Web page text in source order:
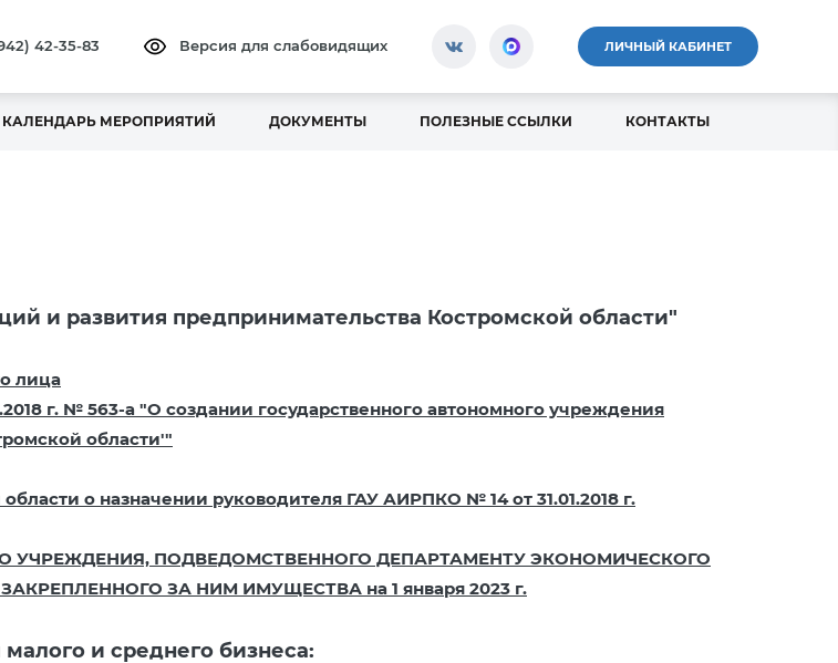
42-35-83 Версия для слабовидящих ЛИЧНЫЙ КАБИНЕТ
КАЛЕНДАРЬ МЕРОПРИЯТИЙ ДОКУМЕНТЫ ПОЛЕЗНЫЕ ССЫЛКИ КОНТАКТЫ
и развития предпринимательства Костромской области"
лица
г. № 563-а "О создании государственного автономного учреждения
области'"
о назначении руководителя ГАУ АИРПКО № 14 от 31.01.2018 г.
УЧРЕЖДЕНИЯ, ПОДВЕДОМСТВЕННОГО ДЕПАРТАМЕНТУ ЭКОНОМИЧЕСКОГО
ЗА НИМ ИМУЩЕСТВА на 1 января 2023 г.
и среднего бизнеса: